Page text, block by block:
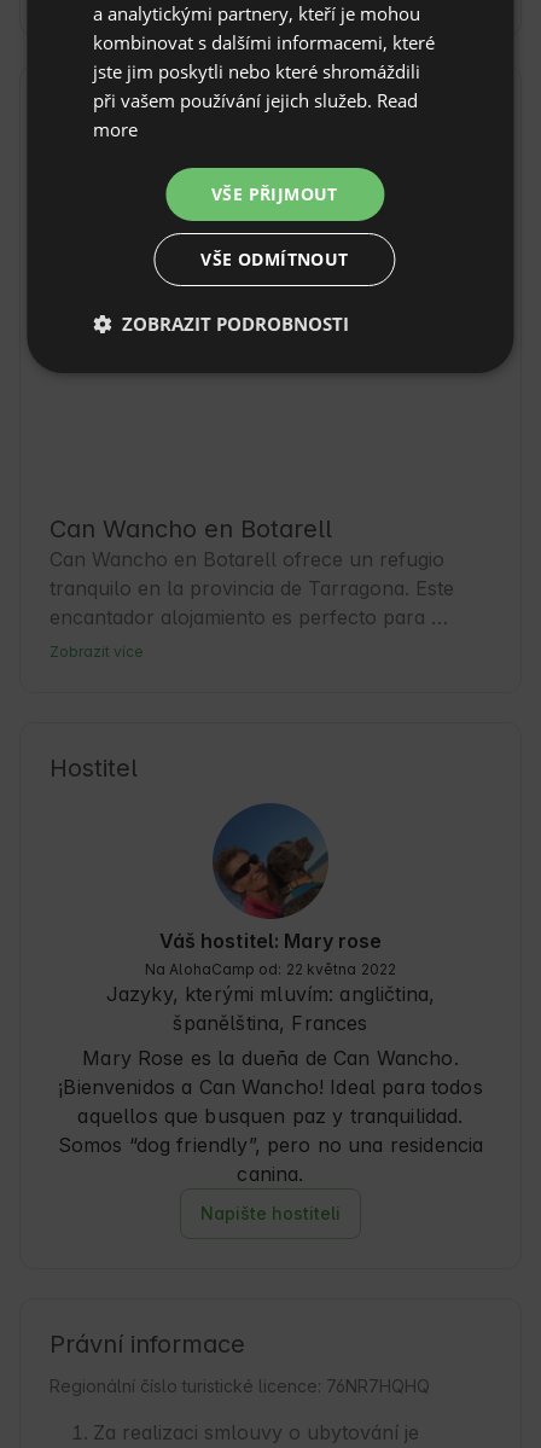
Lokalita
Botarell , Provincie Tarragona, Španělsko
Can Wancho en Botarell
Can Wancho en Botarell ofrece un refugio
tranquilo en la provincia de Tarragona. Este
encantador alojamiento es perfecto para
quienes buscan una escapada rodeada de
senderismo y viñedos. Los Huéspedes pueden
la región con facilidad desde este punto
estratégico. Además, Can Wancho brinda
comodidad y un ambiente relajado para
conectar con la Naturaleza y la tradición.
Zobrazit více
Hostitel
Váš hostitel: Mary rose
Na AlohaCamp od: 22 května 2022
Jazyky, kterými mluvím: angličtina,
španělština, Frances
Mary Rose es la dueña de Can Wancho.
¡Bienvenidos a Can Wancho! Ideal para todos
aquellos que busquen paz y tranquilidad.
Somos “dog friendly”, pero no una residencia
Napište hostiteli
Právní informace
Regionální číslo turistické licence: 76NR7HQHQ
Za realizaci smlouvy o ubytování je
ITALIAN
FRENCH
CZECH
a analytickými partnery, kteří je mohou
kombinovat s dalšími informacemi, které
jste jim poskytli nebo které shromáždili
při vašem používání jejich služeb. Read
more
VŠE PŘIJMOUT
VŠE ODMÍTNOUT
ZOBRAZIT PODROBNOSTI